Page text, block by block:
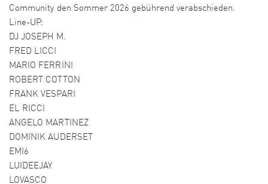
Community den Sommer 2026 gebührend verabschieden.
Line-UP:
DJ JOSEPH M.
FRED LICCI
MARIO FERRINI
ROBERT COTTON
FRANK VESPARI
EL RICCI
ANGELO MARTINEZ
DOMINIK AUDERSET
EMI6
LUIDEEJAY
LOVASCO